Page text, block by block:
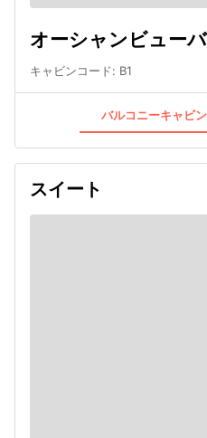
オーシャンビュー
キャビンコード: B1
バルコニーキャビ
スイート